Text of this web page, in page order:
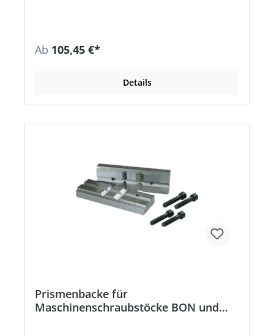
Ab 105,45 €*
Details
Prismenbacke für
Maschinenschraubstöcke BON und